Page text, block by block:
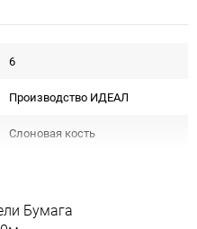
6
Производство ИДЕАЛ
Слоновая кость
Крафт белый Тон
Бумага